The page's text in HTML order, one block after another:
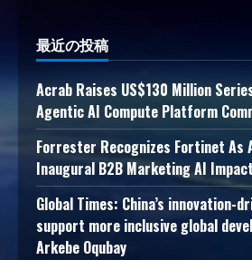
最近の投稿
Acrab Raises US$130 Million
Agentic AI Compute Platform
Forrester Recognizes Fortinet As
Inaugural B2B Marketing AI
Global Times: China’s innovation-
support more inclusive global
Arkebe Oqubay